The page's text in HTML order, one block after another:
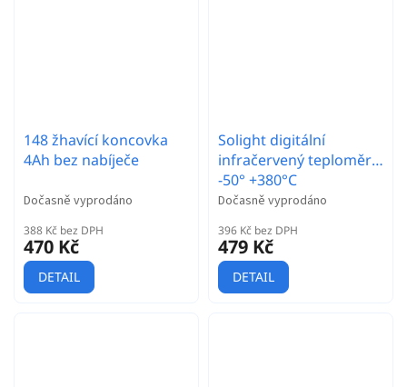
148 žhavící koncovka
4Ah bez nabíječe
Dočasně vyprodáno
388 Kč bez DPH
470 Kč
DETAIL
Solight digitální
infračervený teploměr
-50° +380°C
Dočasně vyprodáno
396 Kč bez DPH
479 Kč
DETAIL